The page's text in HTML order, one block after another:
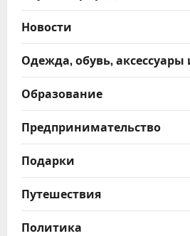
Новости
Одежда, обувь,
Образование
Предпринимательство
Подарки
Путешествия
Политика